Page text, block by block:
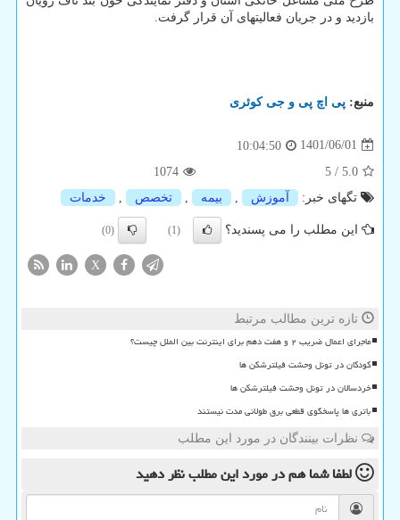
بازدید و در جریان فعالیتهای آن قرار گرفت.
منبع: پی اچ پی و جی كوئری
1401/06/01
10:04:50
5.0
/
5
1074
تگهای خبر:
آموزش بیمه تخصص خدمات
این مطلب را می پسندید؟ (1)
(0)
X
تازه ترین مطالب مرتبط
ماجرای اعمال ضریب ۲ و هفت دهم برای اینترنت بین الملل چیست؟
کودکان در تونل وحشت فیلترشکن ها
خردسالان در تونل وحشت فیلترشکن ها
باتری ها پاسخگوی قطعی برق طولانی مدت نیستند
نظرات بینندگان در مورد این مطلب
لطفا شما همدر مورد این مطلبنظر دهید